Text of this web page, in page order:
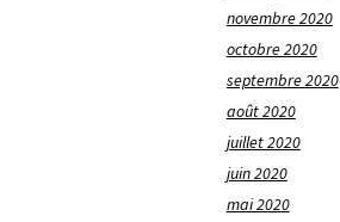
novembre 2020
octobre 2020
septembre 2020
août 2020
juillet 2020
juin 2020
mai 2020